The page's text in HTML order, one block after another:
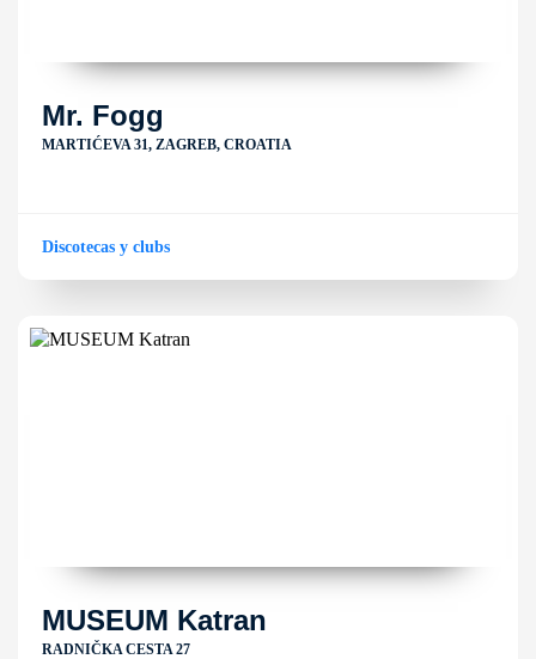
Mr. Fogg
MARTIĆEVA 31, ZAGREB, CROATIA
Discotecas y clubs
MUSEUM Katran
RADNIČKA CESTA 27